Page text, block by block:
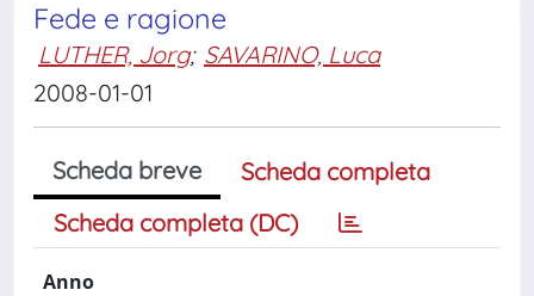
Fede e ragione
LUTHER, Jorg; SAVARINO, Luca
2008-01-01
Scheda breve
Scheda completa
Scheda completa (DC)
Anno